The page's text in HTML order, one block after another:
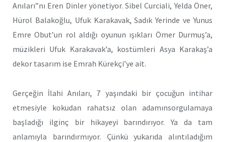
Anıları”nı Eren Dinler yönetiyor. Sibel Curciali, Yelda Öner,
Hürol Balakoğlu, Ufuk Karakavak, Sadık Yerinde ve Yunus
Emre Obut’un rol aldığı oyunun ışıkları Ömer Durmuş’a,
müzikleri Ufuk Karakavak’a, kostümleri Asya Karakaş’a
dekor tasarım ise Emrah Kürekçi’ye ait.
Gerçeğin İlahi Anıları, 7 yaşındaki bir çocuğun intihar
etmesiyle kokudan rahatsız olan adamınsorgulamaya
başladığı ilginç bir hikayeyi barındırıyor. Ya da tam
anlamıyla barındırmıyor. Çünkü yukarıda alıntıladığım